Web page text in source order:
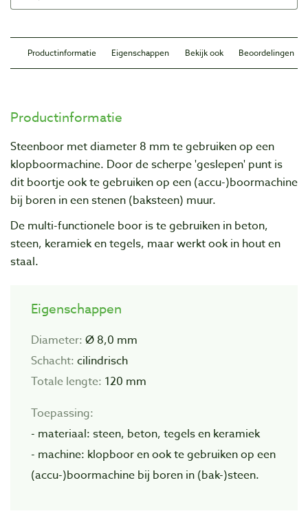
Productinformatie Eigenschappen Bekijk ook Beoordelingen
Productinformatie
Steenboor met diameter 8 mm te gebruiken op een
klopboormachine. Door de scherpe 'geslepen' punt is
dit boortje ook te gebruiken op een (accu-)boormachine
bij boren in een stenen (baksteen) muur.
De multi-functionele boor is te gebruiken in beton,
steen, keramiek en tegels, maar werkt ook in hout en
staal.
Eigenschappen
Diameter: Ø 8,0 mm
Schacht: cilindrisch
Totale lengte: 120 mm
Toepassing:
- materiaal: steen, beton, tegels en keramiek
- machine: klopboor en ook te gebruiken op een
(accu-)boormachine bij boren in (bak-)steen.